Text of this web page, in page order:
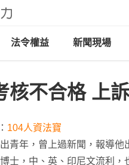
法令權益 新聞現場
核不合格 上
104人資法寶
青年，曾上過新聞，報導他
士，中、英、印尼文流利，